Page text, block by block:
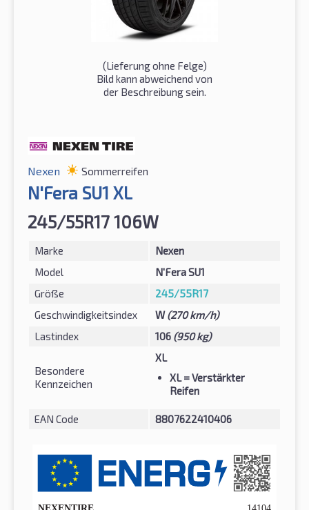
(Lieferung ohne Felge)
Bild kann abweichend von
der Beschreibung sein.
Nexen Sommerreifen
N'Fera SU1 XL
245/55R17 106W
Marke
Nexen
Model
N'Fera SU1
Größe
245/55R17
Geschwindigkeitsindex
W(270 km/h)
Lastindex
106 (950 kg)
Besondere
Kennzeichen
XL
XL= Verstärkter
Reifen
EAN Code 8807622410406